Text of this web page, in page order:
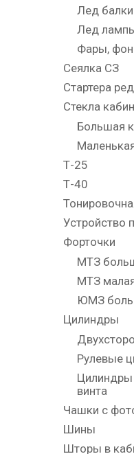
Лед балки
Лед
Фары,
Сеялка СЗ
Стартера
Стекла
Большая
Т-25
Т-40
Устройство
Форточки
МТЗ
МТЗ
ЮМЗ
Цилиндры
Рулевые
Цилиндры
винта
Чашки с
Шины
Шторы в